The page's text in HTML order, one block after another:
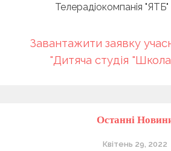
Телерадіокомпанія
Завантажити заявку
"Дитяча студія
Останні
Квітень 29, 2022